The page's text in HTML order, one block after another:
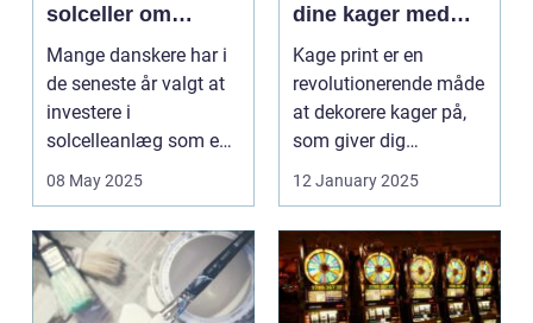
solceller om
vinteren?
Mange danskere har i
de seneste år valgt at
investere i
solcelleanlæg som en
bæred...
08 May 2025
dine kager med
kage print
Kage print er en
revolutionerende måde
at dekorere kager på,
som giver dig
mulighed for ...
12 January 2025